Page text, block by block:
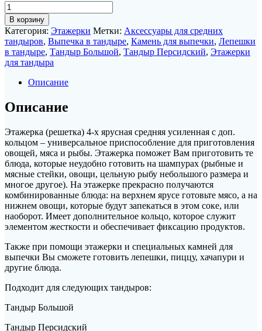
Количество
товара
Этажерка
(решетка)
4-
х
ярусная
средняя
с
доп.
(Большой,
Персидский)
В корзину
Категория: Этажерки Метки: Аксессуары для средних
тандыров, Выпечка в тандыре, Камень для выпечки, Лепешки
в тандыре, Тандыр Большой, Тандыр Персидский, Этажерки
для тандыра
Описание
Описание
Этажерка (решетка) 4-х ярусная средняя усиленная с доп.
кольцом – универсальное приспособление для приготовления
овощей, мяса и рыбы. Этажерка поможет Вам приготовить те
блюда, которые неудобно готовить на шампурах (рыбные и
мясные стейки, овощи, цельную рыбу небольшого размера и
многое другое). На этажерке прекрасно получаются
комбинированные блюда: на верхнем ярусе готовьте мясо, а на
нижнем овощи, которые будут запекаться в этом соке, или
наоборот. Имеет дополнительное кольцо, которое служит
элементом жесткости и обеспечивает фиксацию продуктов.
Также при помощи этажерки и специальных камней для
выпечки Вы сможете готовить лепешки, пиццу, хачапури и
другие блюда.
Подходит для следующих тандыров:
Тандыр Большой
Тандыр Персидский